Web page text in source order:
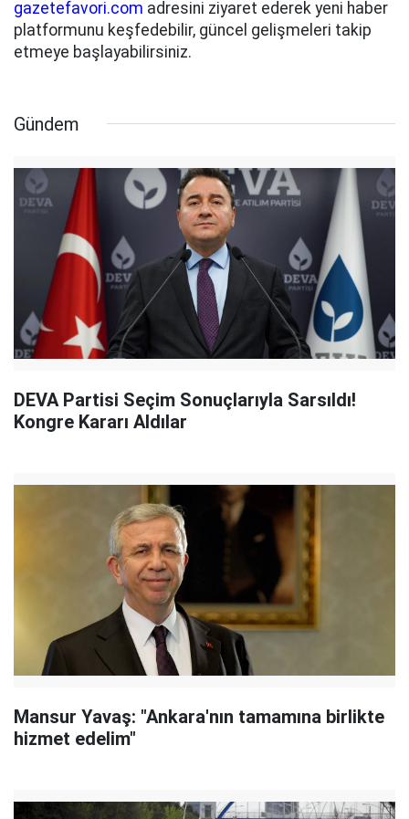
gazetefavori.com adresini ziyaret ederek yeni haber
platformunu keşfedebilir, güncel gelişmeleri takip
etmeye başlayabilirsiniz.
Gündem
DEVA Partisi Seçim Sonuçlarıyla Sarsıldı!
Kongre Kararı Aldılar
Mansur Yavaş: "Ankara'nın tamamına birlikte
hizmet edelim"